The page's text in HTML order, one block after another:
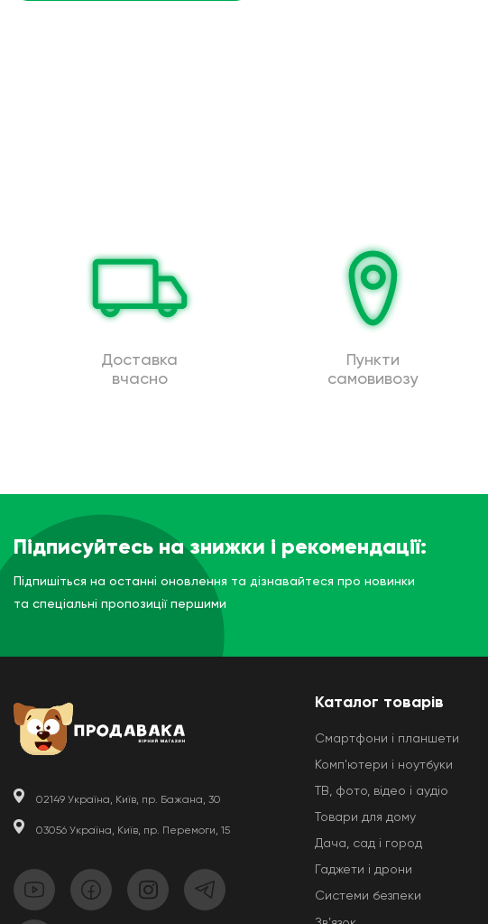
Доставка
вчасно
Пункти
самовивозу
Підписуйтесь на знижки і рекомендації:
Підпишіться на останні оновлення та дізнавайтеся про новинки
та спеціальні пропозиції першими
02149 Україна, Київ, пр. Бажана, 30
03056 Україна, Київ, пр. Перемоги, 15
Каталог товарів
Смартфони і планшети
Комп'ютери і ноутбуки
ТВ, фото, відео і аудіо
Товари для дому
Дача, сад і город
Гаджети і дрони
Системи безпеки